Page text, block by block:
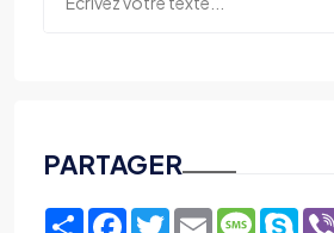
PARTAGER
ShareFacebook
TwitterEmailMessage